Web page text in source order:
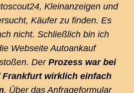
Kleinanzeigen und
Käufer zu finden. Es
nicht. Schließlich bin ich
Webseite Autoankauf
Der Prozess war bei
Frankfurt wirklich einfach
. Über das Anfrageformular